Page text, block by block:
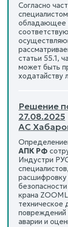
Согласно
обладающее
статьи 55.1,
может быть
ходатайству
Решение
27.08.2025
АС
АПК РФ
Индустри
расшифровку
крана
техническое
аварии и